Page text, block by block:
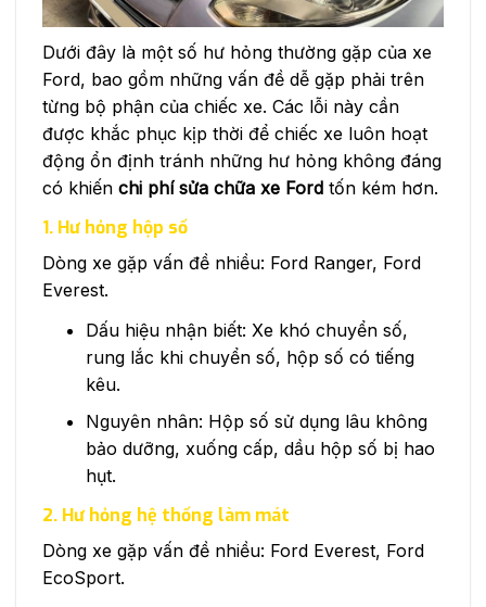
Dưới đây là một số hư hỏng thường gặp của xe
Ford, bao gồm những vấn đề dễ gặp phải trên
từng bộ phận của chiếc xe. Các lỗi này cần
được khắc phục kịp thời để chiếc xe luôn hoạt
động ổn định tránh những hư hỏng không đáng
có khiến chi phí sửa chữa xe Ford tốn kém hơn.
1. Hư hỏng hộp số
Dòng xe gặp vấn đề nhiều: Ford Ranger, Ford
Everest.
Dấu hiệu nhận biết: Xe khó chuyển số,
rung lắc khi chuyển số, hộp số có tiếng
kêu.
Nguyên nhân: Hộp số sử dụng lâu không
bảo dưỡng, xuống cấp, dầu hộp số bị hao
hụt.
2. Hư hỏng hệ thống làm mát
Dòng xe gặp vấn đề nhiều: Ford Everest, Ford
EcoSport.